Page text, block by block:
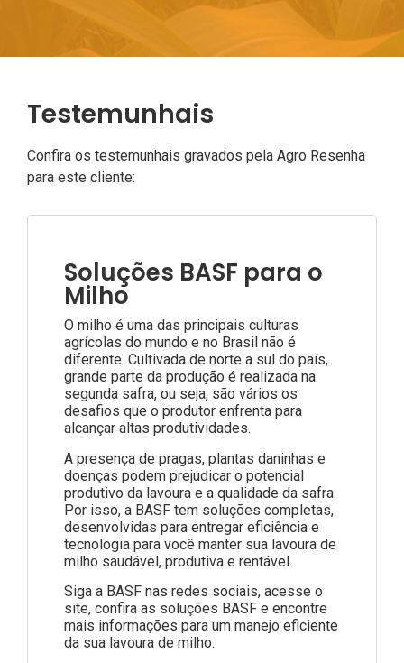
Testemunhais
Confira os testemunhais gravados pela Agro Resenha
para este cliente:
Soluções BASF para o
Milho
O milho é uma das principais culturas
agrícolas do mundo e no Brasil não é
diferente. Cultivada de norte a sul do país,
grande parte da produção é realizada na
segunda safra, ou seja, são vários os
desafios que o produtor enfrenta para
alcançar altas produtividades.
A presença de pragas, plantas daninhas e
doenças podem prejudicar o potencial
produtivo da lavoura e a qualidade da safra.
Por isso, a BASF tem soluções completas,
desenvolvidas para entregar eficiência e
tecnologia para você manter sua lavoura de
milho saudável, produtiva e rentável.
Siga a BASF nas redes sociais, acesse o
site, confira as soluções BASF e encontre
mais informações para um manejo eficiente
da sua lavoura de milho.